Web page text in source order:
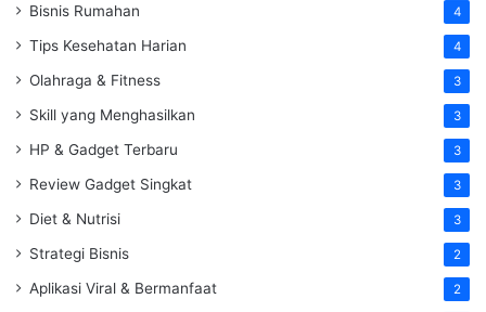
Bisnis Rumahan 4
Tips Kesehatan Harian 4
Olahraga & Fitness 3
Skill yang Menghasilkan 3
HP & Gadget Terbaru 3
Review Gadget Singkat 3
Diet & Nutrisi 3
Strategi Bisnis 2
Aplikasi Viral & Bermanfaat 2